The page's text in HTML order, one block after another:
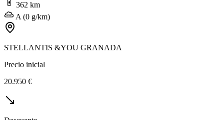
362 km
A (0 g/km)
STELLANTIS &YOU GRANADA
Precio inicial
20.950 €